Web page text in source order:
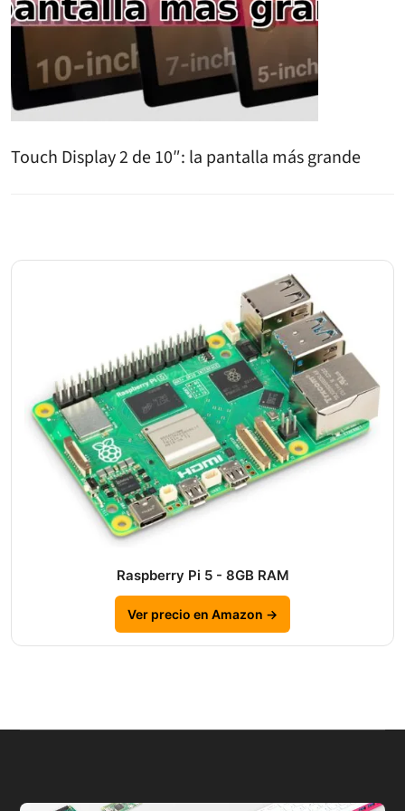
Touch Display 2 de 10″: la pantalla más grande
Raspberry Pi 5 - 8GB RAM
Ver precio en Amazon →